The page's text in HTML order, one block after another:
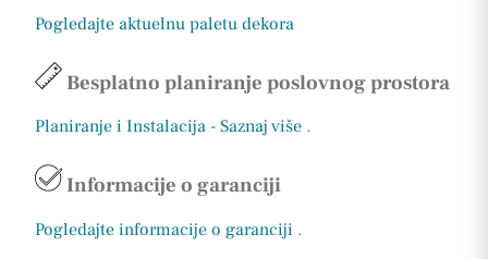
Pogledajte aktuelnu paletu dekora
Besplatno planiranje poslovnog prostora
Planiranje i Instalacija - Saznaj više .
Informacije o garanciji
Pogledajte informacije o garanciji .